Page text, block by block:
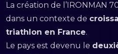
La création de l’IRONMAN
dans un contexte de
triathlon en France.
Le pays est devenu le